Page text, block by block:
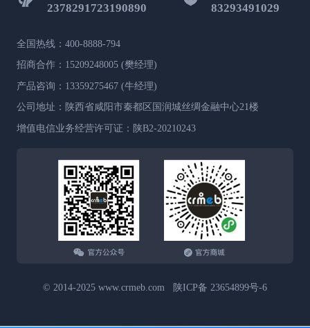
2378291723190890
83293491029
全国热线：400-8888-794
招商合作：15209248005 (樊经理)
产品咨询：13359275467 (牛经理)
公司地址：陕西省咸阳市秦都区国润城丝绸金融中心21楼
增值电信业务经营许可证：陕B2-20210243
© 2014-2025 www.crmeb.com 陕ICP备 23654899号-6